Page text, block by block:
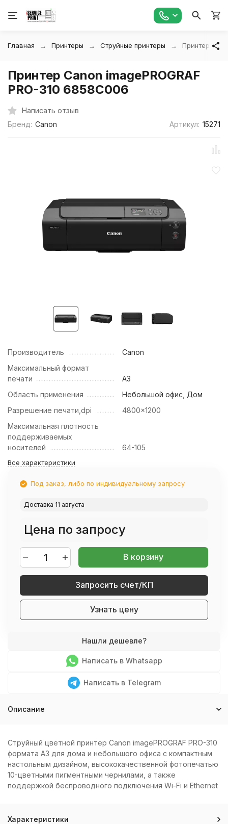
Главная Принтеры Струйные принтеры Принтер
Принтер Canon imagePROGRAF
PRO-310 6858C006
Написать отзыв
Бренд: Canon Артикул: 15271
Производитель
Canon
Максимальный формат
печати
А3
Область применения
Небольшой офис Дом
Разрешение печати,dpi
4800x1200
Максимальная плотность
поддерживаемых
носителей
64-105
Все характеристики
Под заказ, либо по индивидуальному запросу
Доставка 11 августа
Цена по запросу
В корзину
Запросить счет/КП
Узнать цену
Написать в Whatsapp
Написать в Telegram
Описание
Струйный цветной принтер Canon imagePROGRAF PRO-310
формата А3 для дома и небольшого офиса с компактным
настольным дизайном, высококачественной фотопечатью
10-цветными пигментными чернилами, а также
поддержкой беспроводного подключения Wi-Fi и Ethernet
Характеристики